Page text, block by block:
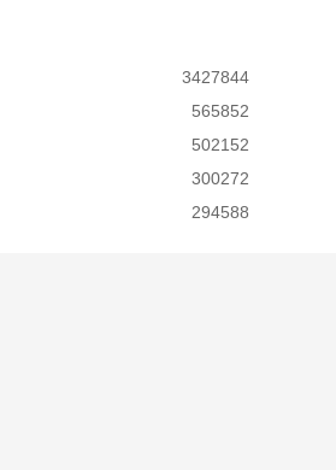
3427844
565852
502152
300272
294588